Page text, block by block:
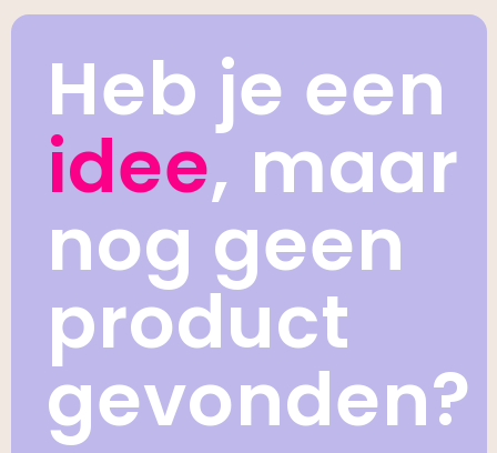
Heb je een
idee, maar
nog geen
product
gevonden?